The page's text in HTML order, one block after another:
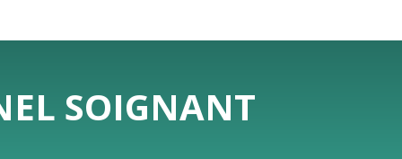
SOIGNANT